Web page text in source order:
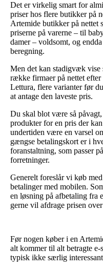
Det er virkelig smart for
priser hos flere butikker på
Artemide butikker på nettet
priserne på varerne – til
damer – voldsomt, og
beregning.
Men det kan stadigvæk vise
række firmaer på nettet
Lettura, flere varianter før
at antage den laveste pris.
Du skal blot være så
produkter for en pris der
undertiden være en varsel
gængse betalingskort er i
foranstaltning, som passer
forretninger.
Generelt foreslår vi køb
betalinger med mobilen.
en løsning på afbetaling fra
gerne vil afdrage prisen
Før nogen køber i en
alt kommer til alt betragte e-
typisk ikke særlig